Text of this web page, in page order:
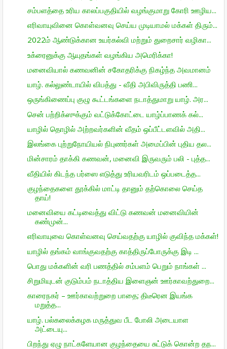
சம்பளத்தை உரிய காலப்பகுதியில் வழங்குமாறு கோரி ஊழிய...
எரிவாயுவினை கொள்வனவு செய்ய முடியாமல் மக்கள் திரும்...
2022ம் ஆண்டுக்கான உயர்கல்வி மற்றும் துறைசார் வழிகா...
உக்ரைனுக்கு ஆயுதங்கள் வழங்கிய அமெரிக்கா!
மனைவியால் கணவனின் சகோதரிக்கு நிகழ்ந்த அவமானம்
யாழ். கல்லுண்டாயில் விபத்து - வீதி அபிவிருத்தி பணி...
ஒருங்கிணைப்பு குழு கூட்டங்களை நடாத்துமாறு யாழ். அர...
சென் பற்றிக்ஸுக்கும் வட்டுக்கோட்டை யாழ்ப்பாணக் கல்...
யாழில் தொழில் அற்றவர்களின் வீதம் ஒப்பீட்டளவில் அதி...
இலங்கை புற்றுநோயியல் நிபுணர்கள் அமைப்பின் புதிய தல...
மின்சாரம் தாக்கி கணவன், மனைவி இருவரும் பலி - புத்த...
வீதியில் கிடந்த பர்ஸை எடுத்து உரியவரிடம் ஒப்படைத்த...
குழந்தைகளை தூக்கில் மாட்டி தானும் தற்கொலை செய்த
தாய்!
மனைவியை கட்டிவைத்து விட்டு கணவன் மனைவியின்
கண்முன்...
எரிவாயுவை கொள்வனவு செய்வதற்கு யாழில் குவிந்த மக்கள்!
யாழில் தங்கம் வாங்குவதற்கு காத்திருப்போருக்கு இடி ...
பொது மக்களின் வரி பணத்தில் சம்பளம் பெறும் நாங்கள் ...
சிறுமியுடன் குடும்பம் நடாத்திய இளைஞன் ஊர்காவற்துறை...
காரைநகர் – ஊர்காவற்றுறை பாதை; திடீரென இயங்க
மறுத்த...
யாழ். பல்கலைக்கழக மருத்துவ பீட போலி அடையாள
அட்டையு...
பிறந்து ஏழு நாட்களேயான குழந்தையை சுட்டுக் கொன்ற தந...